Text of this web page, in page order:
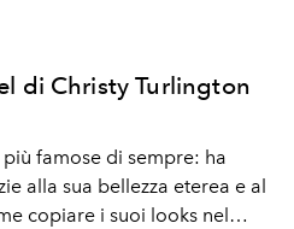
di Christy Turlington
famose di sempre: ha
alla sua bellezza eterea e al
copiare i suoi looks nel